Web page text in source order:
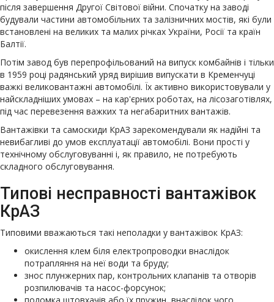
після завершення Другої Світової війни. Спочатку на заводі
будували частини автомобільних та залізничних мостів, які були
встановлені на великих та малих річках України, Росії та країн
Балтії.
Потім завод був перепрофільований на випуск комбайнів і тільки
в 1959 році радянський уряд вирішив випускати в Кременчуці
важкі великовантажні автомобілі. Їх активно використовували у
найскладніших умовах – на кар'єрних роботах, на лісозаготівлях,
під час перевезення важких та негабаритних вантажів.
Вантажівки та самоскиди КрАЗ зарекомендували як надійні та
невибагливі до умов експлуатації автомобілі. Вони прості у
технічному обслуговуванні і, як правило, не потребують
складного обслуговування.
Типові несправності вантажівок
КрАЗ
Типовими вважаються такі неполадки у вантажівок КрАЗ:
окислення клем біля електропроводки внаслідок
потрапляння на неї води та бруду;
знос плунжерних пар, контрольних клапанів та отворів
розпилювачів та насос-форсунок;